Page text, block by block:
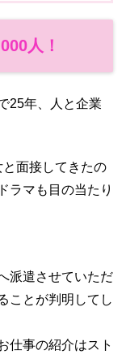
人！
25年、人と企業
面接してきたの
ラマも目の当たり
派遣させていただ
ことが判明してし
仕事の紹介はスト